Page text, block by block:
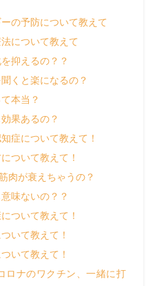
の予防について教えて
について教えて
抑えるの？？
くと楽になるの？
本当？
果あるの？
症について教えて！
ついて教えて！
肉が衰えちゃうの？
味ないの？？
ついて教えて！
いて教えて！
いて教えて！
ロナのワクチン、一緒に打